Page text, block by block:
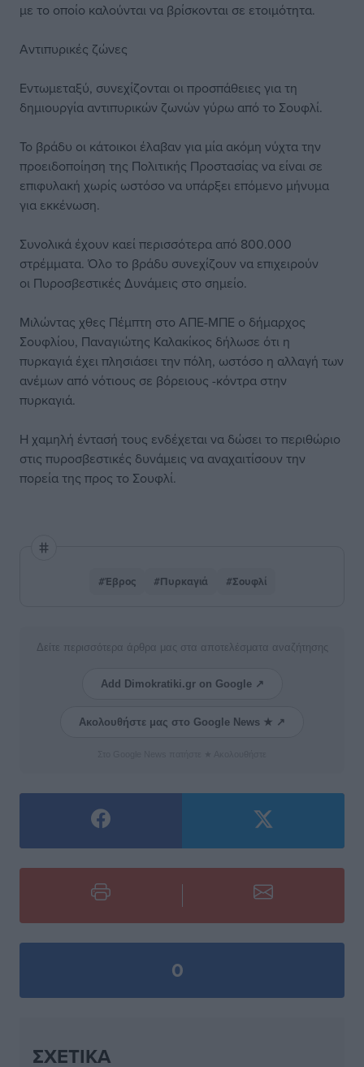
με το οποίο καλούνται να βρίσκονται σε ετοιμότητα.
Αντιπυρικές ζώνες
Εντωμεταξύ, συνεχίζονται οι προσπάθειες για τη
δημιουργία αντιπυρικών ζωνών γύρω από το Σουφλί.
Το βράδυ οι κάτοικοι έλαβαν για μία ακόμη νύχτα την
προειδοποίηση της Πολιτικής Προστασίας να είναι σε
επιφυλακή χωρίς ωστόσο να υπάρξει επόμενο μήνυμα
για εκκένωση.
Συνολικά έχουν καεί περισσότερα από 800.000
στρέμματα. Όλο το βράδυ συνεχίζουν να επιχειρούν
οι Πυροσβεστικές Δυνάμεις στο σημείο.
Μιλώντας χθες Πέμπτη στο ΑΠΕ-ΜΠΕ ο δήμαρχος
Σουφλίου, Παναγιώτης Καλακίκος δήλωσε ότι η
πυρκαγιά έχει πλησιάσει την πόλη, ωστόσο η αλλαγή των
ανέμων από νότιους σε βόρειους -κόντρα στην
πυρκαγιά.
Η χαμηλή έντασή τους ενδέχεται να δώσει το περιθώριο
στις πυροσβεστικές δυνάμεις να αναχαιτίσουν την
πορεία της προς το Σουφλί.
#Έβρος #Πυρκαγιά #Σουφλί
Δείτε περισσότερα άρθρα μας στα αποτελέσματα αναζήτησης
Add Dimokratiki.gr on Google ↗
Ακολουθήστε μας στο Google News ★ ↗
0
ΣΧΕΤΙΚΆ